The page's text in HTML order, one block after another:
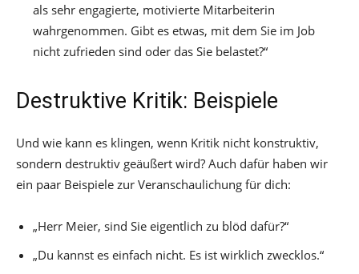
als sehr engagierte, motivierte Mitarbeiterin
wahrgenommen. Gibt es etwas, mit dem Sie im Job
nicht zufrieden sind oder das Sie belastet?“
Destruktive Kritik: Beispiele
Und wie kann es klingen, wenn Kritik nicht konstruktiv,
sondern destruktiv geäußert wird? Auch dafür haben wir
ein paar Beispiele zur Veranschaulichung für dich:
„Herr Meier, sind Sie eigentlich zu blöd dafür?“
„Du kannst es einfach nicht. Es ist wirklich zwecklos.“